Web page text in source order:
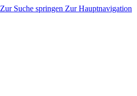
Zur Suche springen Zur Hauptnavigation